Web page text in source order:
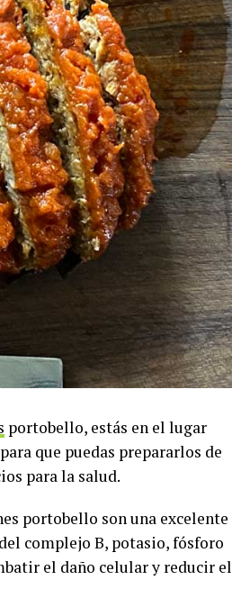
portobello, estás en el lugar
que puedas prepararlos de
para la salud.
portobello son una excelente
complejo B, potasio, fósforo
el daño celular y reducir el